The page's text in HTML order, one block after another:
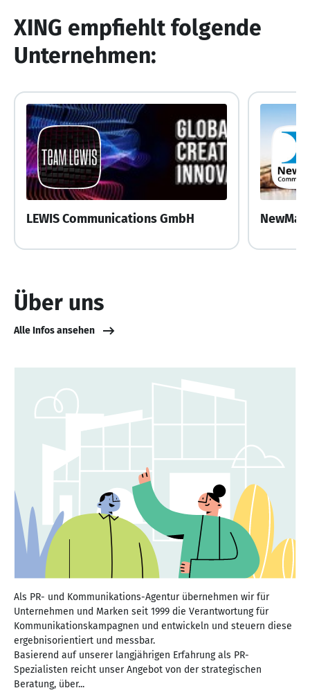
XING empfiehlt folgende
Unternehmen:
LEWIS Communications GmbH
Über uns
Alle Infos ansehen
Als PR- und Kommunikations-Agentur übernehmen wir für
Unternehmen und Marken seit 1999 die Verantwortung für
Kommunikationskampagnen und entwickeln und steuern diese
ergebnisorientiert und messbar.
Basierend auf unserer langjährigen Erfahrung als PR-
Spezialisten reicht unser Angebot von der strategischen
Beratung, über...